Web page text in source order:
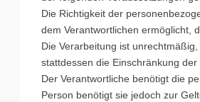
Die Richtigkeit der
dem Verantwortlichen ermöglicht,
Die Verarbeitung ist
stattdessen die Einschränkung
Der Verantwortliche benötigt die
Person benötigt sie jedoch zur